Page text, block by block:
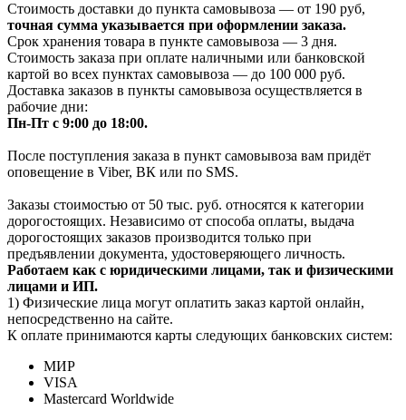
Стоимость доставки до пункта самовывоза — от 190 руб,
точная сумма указывается при оформлении заказа.
Срок хранения товара в пункте самовывоза — 3 дня.
Стоимость заказа при оплате наличными или банковской
картой во всех пунктах самовывоза — до 100 000 руб.
Доставка заказов в пункты самовывоза осуществляется в
рабочие дни:
Пн-Пт с 9:00 до 18:00.
После поступления заказа в пункт самовывоза вам придёт
оповещение в Viber, ВК или по SMS.
Заказы стоимостью от 50 тыс. руб. относятся к категории
дорогостоящих. Независимо от способа оплаты, выдача
дорогостоящих заказов производится только при
предъявлении документа, удостоверяющего личность.
Работаем как с юридическими лицами, так и физическими
лицами и ИП.
1) Физические лица могут оплатить заказ картой онлайн,
непосредственно на сайте.
К оплате принимаются карты следующих банковских систем:
МИР
VISA
Mastercard Worldwide